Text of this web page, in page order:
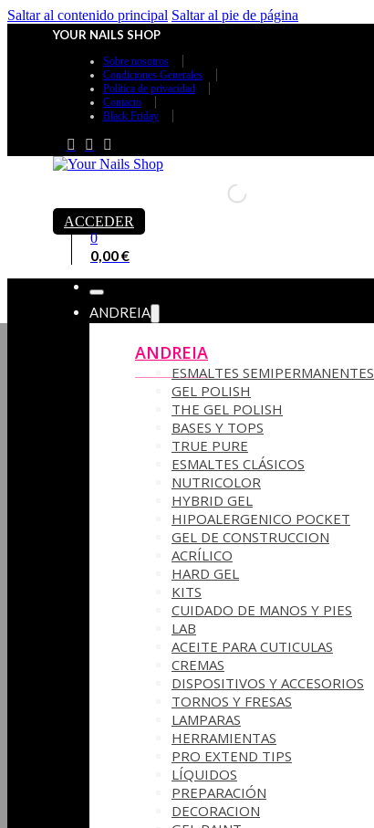
Saltar al contenido principal Saltar al pie de página
YOUR NAILS SHOP
Sobre nosotros
Condiciones Generales
Política de privacidad
Contacto
Black Friday
ACCEDER
0
0,00€
ANDREIA
ANDREIA
ESMALTES SEMIPERMANENTES
GEL POLISH
THE GEL POLISH
BASES Y‎ TOPS
TRUE PURE
ESMALTES CLÁSICOS
NUTRICOLOR
HYBRID GEL
HIPOALERGENICO POCKET
GEL DE CONSTRUCCION
ACRÍLICO
HARD GEL
KITS
CUIDADO DE MANOS Y PIES
LAB
ACEITE PARA CUTICULAS
CREMAS
DISPOSITIVOS Y ACCESORIOS
TORNOS Y FRESAS
LAMPARAS
HERRAMIENTAS
PRO EXTEND TIPS
LÍQUIDOS
PREPARACIÓN
DECORACION